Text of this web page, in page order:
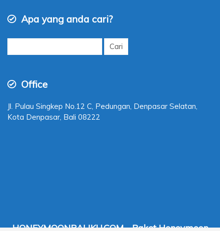
Apa yang anda cari?
Cari
Office
Jl. Pulau Singkep No.12 C, Pedungan, Denpasar Selatan,
Kota Denpasar, Bali 08222
HONEYMOONBALIKU.COM - Paket Honeymoon